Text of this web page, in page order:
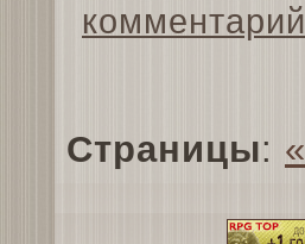
комментарий
Страницы: «